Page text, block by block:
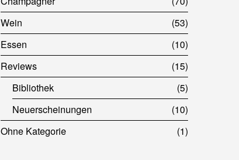
Wein
53
Essen
10
Reviews
15
Bibliothek
5
Neuerscheinungen
10
Ohne Kategorie
1